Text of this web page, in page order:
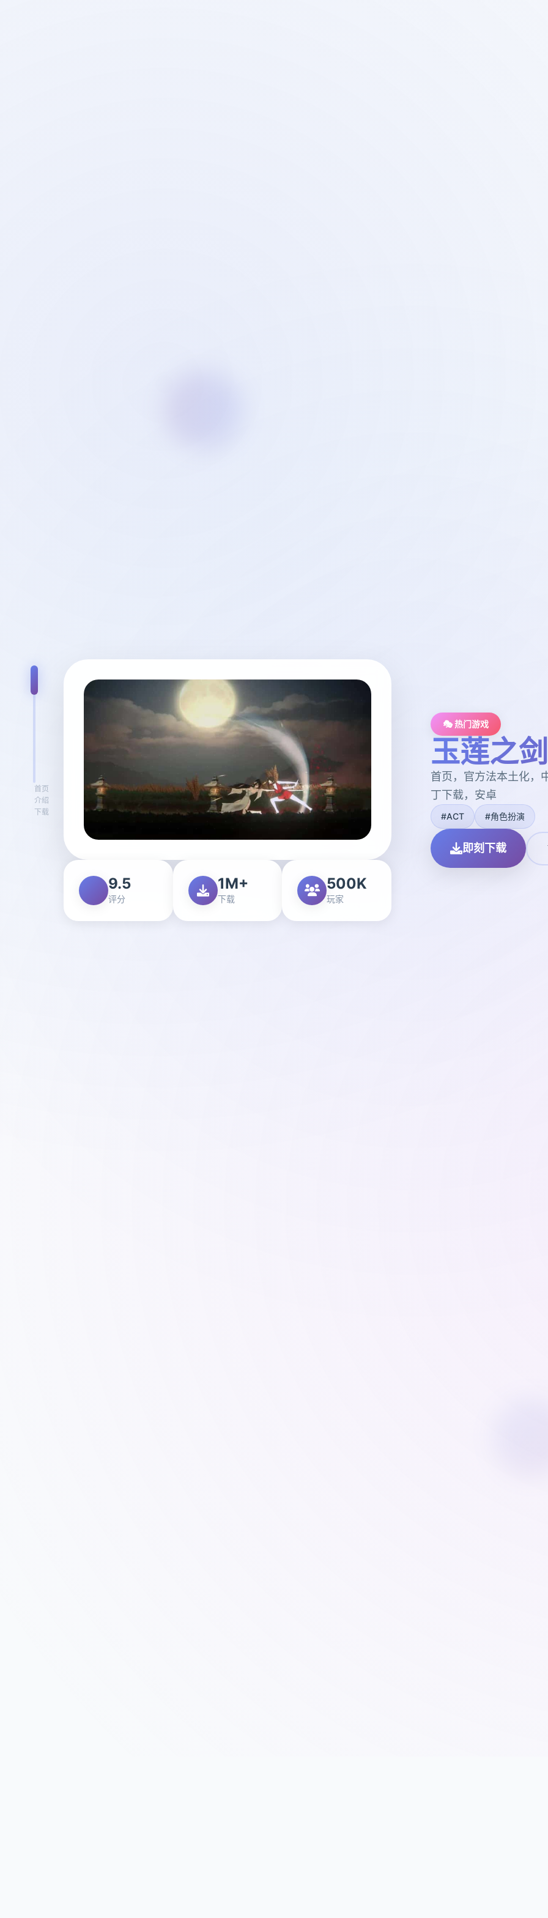
首页
介绍
下载
9.5
评分
1M+
下载
500K
玩家
🎭 热门游戏
玉莲之剑
首页，官方法本土化，
丁下载，安卓
#ACT #角色扮演
即刻下载